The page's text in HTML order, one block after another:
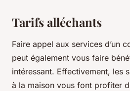
Tarifs alléchants
Faire appel aux services d’un
peut également vous faire
intéressant. Effectivement, les
à la maison vous font profiter